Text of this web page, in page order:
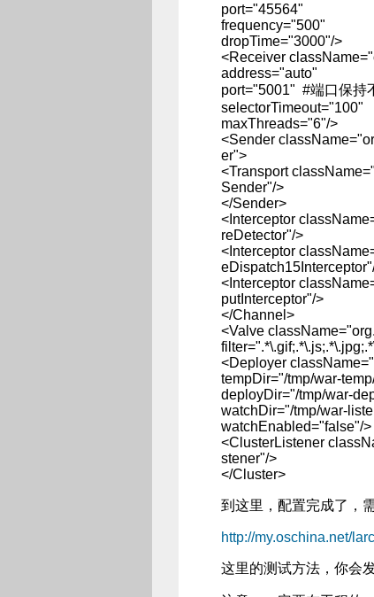
port="45564"
frequency="500"
dropTime="3000"/>
<Receiver
address="auto"
port="5001" #端口保持
selectorTimeout="100"
maxThreads="6"/>
<Sender
er">
<Transport
Sender"/>
</Sender>
<Interceptor
reDetector"/>
<Interceptor
<Interceptor
putInterceptor"/>
</Channel>
<Valve
<Deployer
tempDir="/tmp/war-
deployDir="/tmp/war-
watchDir="/tmp/war-
watchEnabled="false"/>
<ClusterListener
stener"/>
</Cluster>
到这里，配置完成了，
http://my.oschina.net/
这里的测试方法，你会